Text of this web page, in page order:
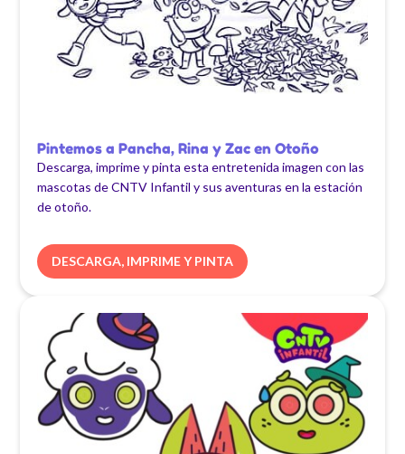
Pintemos a Pancha, Rina y Zac en Otoño
Descarga, imprime y pinta esta entretenida imagen con las
mascotas de CNTV Infantil y sus aventuras en la estación
de otoño.
DESCARGA, IMPRIME Y PINTA